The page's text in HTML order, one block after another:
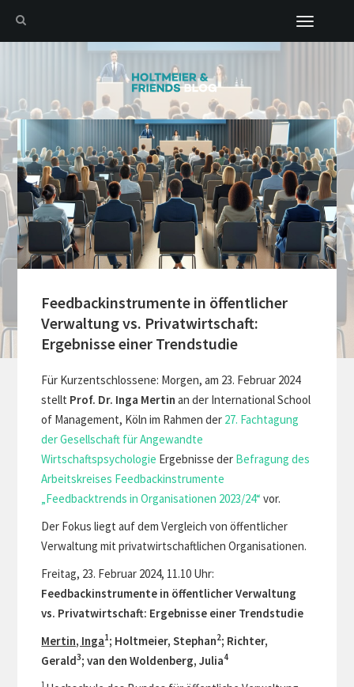
Toggle
navigation
Feedbackinstrumente in öffentlicher
Verwaltung vs. Privatwirtschaft:
Ergebnisse einer Trendstudie
Für Kurzentschlossene: Morgen, am 23. Februar 2024
stellt Prof. Dr. Inga Mertin an der International School
of Management, Köln im Rahmen der 27. Fachtagung
der Gesellschaft für Angewandte
Wirtschaftspsychologie Ergebnisse der Befragung des
Arbeitskreises Feedbackinstrumente
„Feedbacktrends in Organisationen 2023/24“ vor.
Der Fokus liegt auf dem Vergleich von öffentlicher
Verwaltung mit privatwirtschaftlichen Organisationen.
Freitag, 23. Februar 2024, 11.10 Uhr:
Feedbackinstrumente in öffentlicher Verwaltung
vs. Privatwirtschaft: Ergebnisse einer Trendstudie
Mertin, Inga1; Holtmeier, Stephan2; Richter,
Gerald3; van den Woldenberg, Julia4